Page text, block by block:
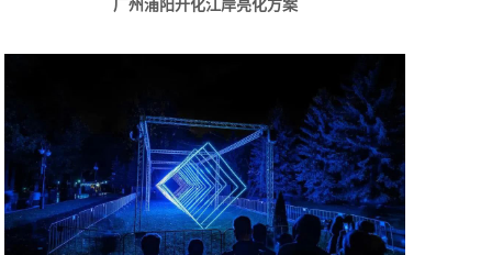
广州浦阳开化江岸亮化方案